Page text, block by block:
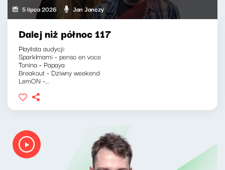
5 lipca 2026 Jan Janczy
Dalej niż północ 117
Playlista audycji:
Sparklmami - penso en voce
Tonina - Papaya
Breakout - Dziwny weekend
LemON -...